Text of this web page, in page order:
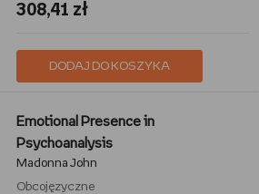
308,41 zł
DODAJ DO KOSZYKA
Emotional Presence in
Psychoanalysis
Madonna John
Obcojęzyczne